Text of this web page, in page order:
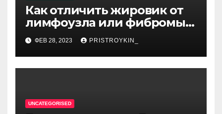
Как отличить жировик от
лимфоузла или фибромы
мягких тканей или
гемангиомы
ФЕВ 28, 2023 PRISTROYKIN_
UNCATEGORISED